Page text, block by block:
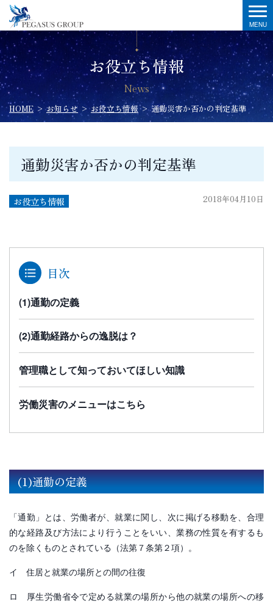
お役立ち情報
News
HOME >お知らせ >お役立ち情報>通勤災害か否かの判定基準
通勤災害か否かの判定基準
お役立ち情報 2018年04月10日
目次
(1)通勤の定義
(2)通勤経路からの逸脱は？
管理職として知っておいてほしい知識
労働災害のメニューはこちら
(1)通勤の定義
「通勤」とは、労働者が、就業に関し、次に掲げる移動を、合理
的な経路及び方法により行うことをいい、業務の性質を有するも
のを除くものとされている（法第７条第２項）。
イ 住居と就業の場所との間の往復
ロ 厚生労働省令で定める就業の場所から他の就業の場所への移